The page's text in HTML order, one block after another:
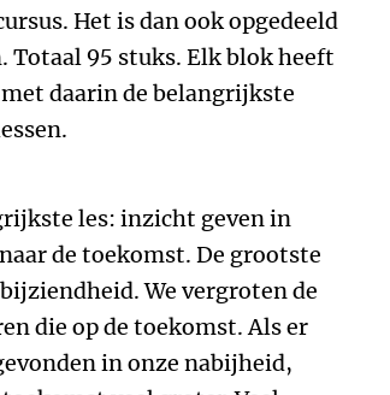
Het is dan ook opgedeeld
Totaal 95 stuks. Elk blok heeft
daarin de belangrijkste
les: inzicht geven in
de toekomst. De grootste
We vergroten de
die op de toekomst. Als er
in onze nabijheid,